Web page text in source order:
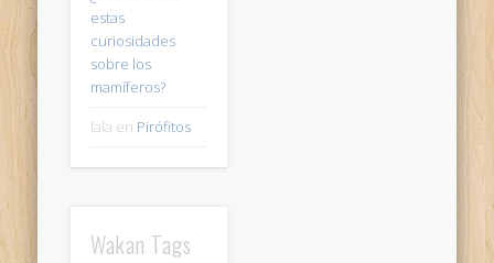
estas
curiosidades
sobre los
mamíferos?
lala en Pirófitos
Wakan Tags